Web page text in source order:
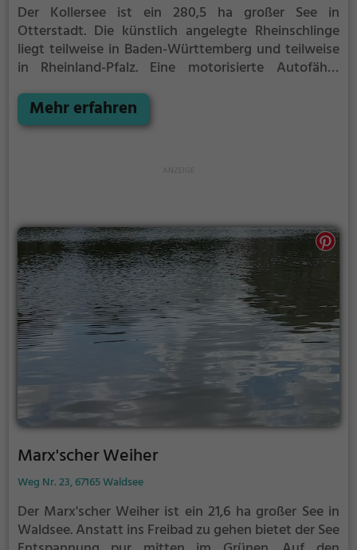
Der Kollersee ist ein 280,5 ha großer See in
Otterstadt. Die künstlich angelegte Rheinschlinge
liegt teilweise in Baden-Württemberg und teilweise
in Rheinland-Pfalz. Eine motorisierte Autofähre
Kollerinsel in der Mitte des Sees.
Mehr erfahren
Marx'scher Weiher
Weg Nr. 23, 67165 Waldsee
Der Marx'scher Weiher ist ein 21,6 ha großer See in
Waldsee.Anstatt ins Freibad zu gehen bietet der See